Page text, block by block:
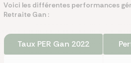
Voici les différentes performances
Retraite Gan :
Taux PER Gan 2022